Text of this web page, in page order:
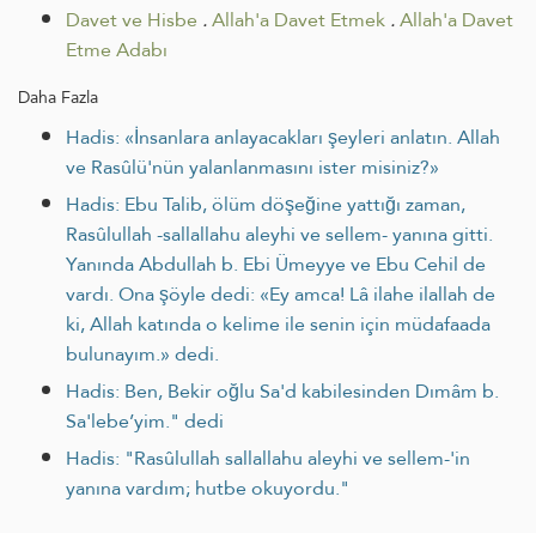
Davet ve Hisbe .Allah'a Davet Etmek.Allah'a Davet
Etme Adabı
Daha Fazla
Hadis: «İnsanlara anlayacakları şeyleri anlatın. Allah
ve Rasûlü'nün yalanlanmasını ister misiniz?»
Hadis: Ebu Talib, ölüm döşeğine yattığı zaman,
Rasûlullah -sallallahu aleyhi ve sellem- yanına gitti.
Yanında Abdullah b. Ebi Ümeyye ve Ebu Cehil de
vardı. Ona şöyle dedi: «Ey amca! Lâ ilahe ilallah de
ki, Allah katında o kelime ile senin için müdafaada
bulunayım.» dedi.
Hadis: Ben, Bekir oğlu Sa'd kabilesinden Dımâm b.
Sa'lebe’yim." dedi
Hadis: "Rasûlullah sallallahu aleyhi ve sellem-'in
yanına vardım; hutbe okuyordu."